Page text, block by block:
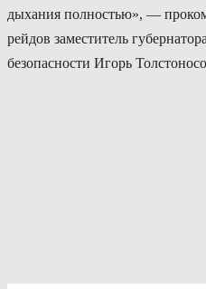
дыхания полностью», —
рейдов заместитель
безопасности Игорь